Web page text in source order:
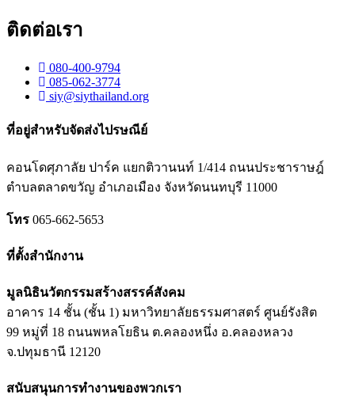
ติดต่อเรา
080-400-9794
085-062-3774
siy@siythailand.org
ที่อยู่สำหรับจัดส่งไปรษณีย์
คอนโดศุภาลัย ปาร์ค แยกติวานนท์ 1/414 ถนนประชาราษฎ์
ตำบลตลาดขวัญ อำเภอเมือง จังหวัดนนทบุรี 11000
โทร 065-662-5653
ที่ตั้งสำนักงาน
มูลนิธินวัตกรรมสร้างสรรค์สังคม
อาคาร 14 ชั้น (ชั้น 1) มหาวิทยาลัยธรรมศาสตร์ ศูนย์รังสิต
99 หมู่ที่ 18 ถนนพหลโยธิน ต.คลองหนึ่ง อ.คลองหลวง
จ.ปทุมธานี 12120
สนับสนุนการทำงานของพวกเรา